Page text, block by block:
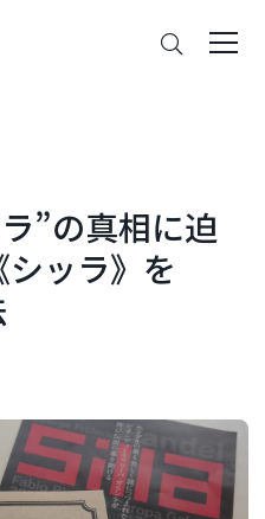
”の真相に迫
ッラ》を